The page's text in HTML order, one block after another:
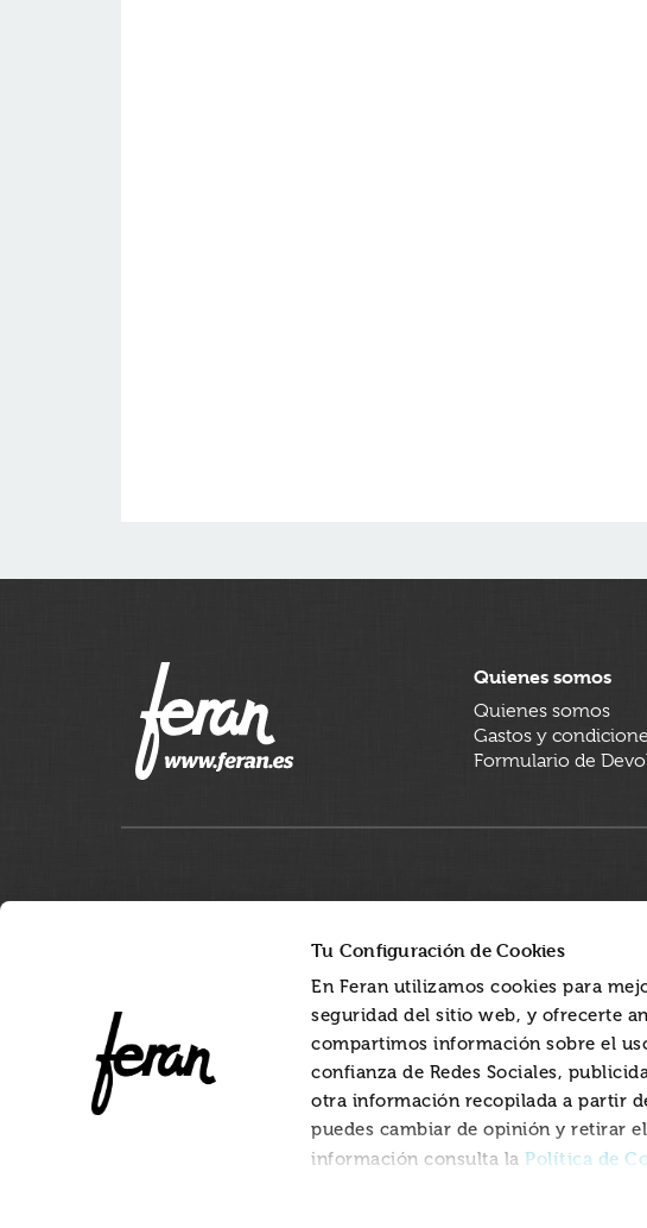
Tu Configuración de Cookies
En Feran utilizamos cookies para
seguridad del sitio web, y ofrecerte
compartimos información sobre el
confianza de Redes Sociales,
otra información recopilada a partir
puedes cambiar de opinión y retirar
información consulta laPolítica de
Quienes somos
Quienes somos
Gastos y
Formulario de